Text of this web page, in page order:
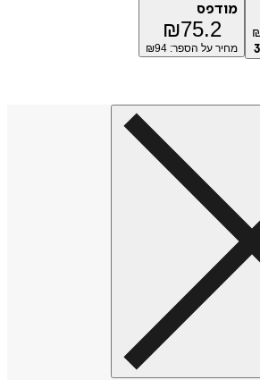
מודפס
₪75.2
מחיר על הספר: ₪ 94